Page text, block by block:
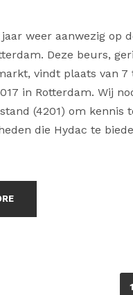
weer aanwezig op
Deze beurs,
vindt plaats van 7
in Rotterdam. Wij
(4201) om kennis
die Hydac te
1